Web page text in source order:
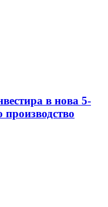
в нова 5-